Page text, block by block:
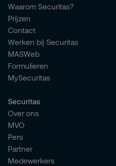
Waarom Securitas?
Prijzen
Contact
Werken bij Securitas
MASWeb
Formulieren
MySecuritas
Securitas
Over ons
MVO
Pers
Partner
Medewerkers